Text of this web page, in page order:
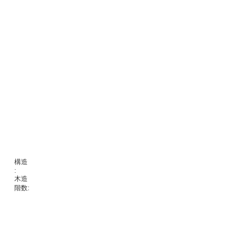
構造
:
木造
階数: